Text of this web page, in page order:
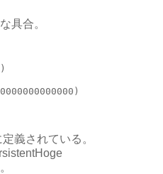
具合。
義されている。